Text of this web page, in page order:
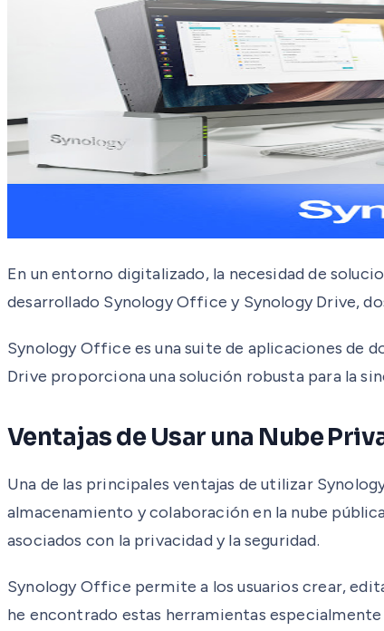
En un entorno digitalizado, la necesidad de
desarrollado Synology Office y Synology Drive,
Synology Office es una suite de aplicaciones de
Drive proporciona una solución robusta para la
Ventajas de Usar una Nube
Una de las principales ventajas de utilizar
almacenamiento y colaboración en la nube
asociados con la privacidad y la seguridad.
Synology Office permite a los usuarios crear,
he encontrado estas herramientas